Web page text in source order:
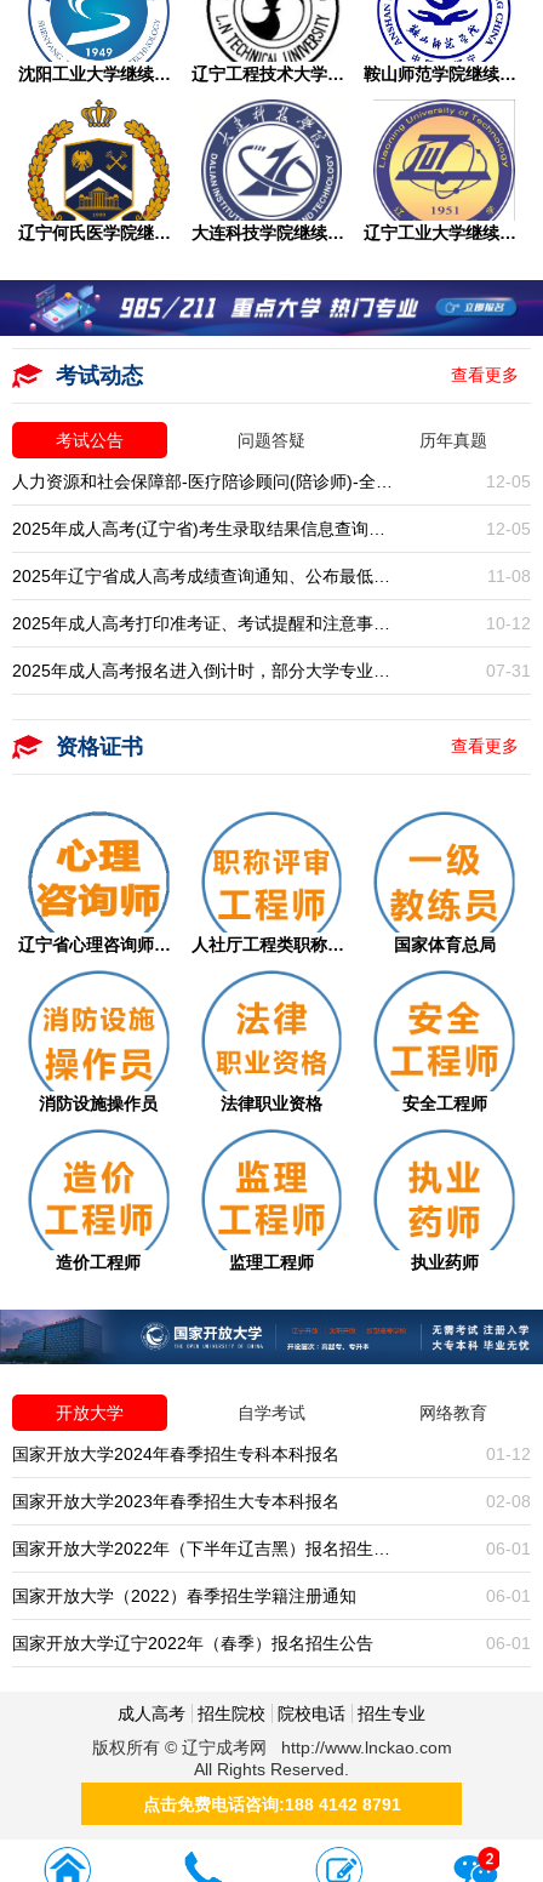
沈阳工业大学继续教育学院成人高考 辽宁工程技术大学继续教育学院成人高考 鞍山师范学院继续教育学院成人高考
辽宁何氏医学院继续教育学院成人高考 大连科技学院继续教育学院成人高考 辽宁工业大学继续教育学院成人高考
考试动态 查看更多
考试公告 问题答疑 历年真题
12-05
12-05
11-08
10-12
07-31
资格证书 查看更多
辽宁省心理咨询师职业技能等级评价证书（从... 人社厅工程类职称评审 国家体育总局
消防设施操作员 法律职业资格 安全工程师
造价工程师 监理工程师 执业药师
开放大学 自学考试 网络教育
01-12
国家开放大学2024年春季招生专科本科报名
02-08
国家开放大学2023年春季招生大专本科报名
06-01
06-01
国家开放大学（2022）春季招生学籍注册通知
06-01
国家开放大学辽宁2022年（春季）报名招生公告
成人高考 招生院校 院校电话
招生专业
版权所有 © 辽宁成考网 http://www.lnckao.com
All Rights Reserved.
点击免费电话咨询:188 4142 8791